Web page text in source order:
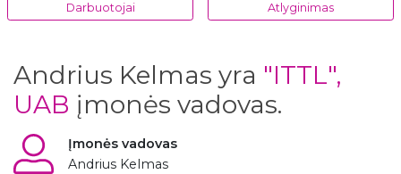
Darbuotojai Atlyginimas
Andrius Kelmas yra "ITTL",
UAB įmonės vadovas.
Įmonės vadovas
Andrius Kelmas